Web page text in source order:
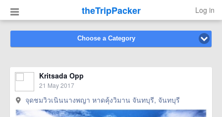
theTripPacker Log in
Choose a Category
Kritsada Opp
21 May 2017
จุดชมวิวเนินนางพญา หาดคุ้งวิมาน จันทบุรี, จันทบุรี